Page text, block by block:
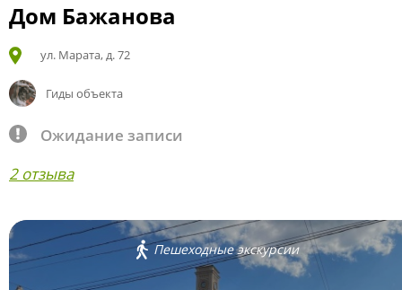
Дом Бажанова
ул. Марата, д. 72
Гиды объекта
Ожидание записи
2 отзыва
Пешеходные экскурсии